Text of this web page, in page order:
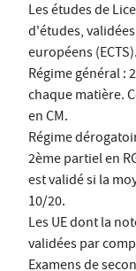
Les études de
d'études,
européens (ECTS).
Régime général
chaque matière.
en CM.
Régime
2ème partiel en
est validé si la
10/20.
Les UE dont la
validées par